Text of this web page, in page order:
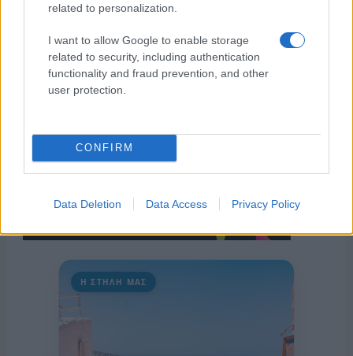
related to personalization.
I want to allow Google to enable storage
related to security, including authentication
functionality and fraud prevention, and other
user protection.
CONFIRM
Data Deletion Data Access Privacy Policy
Η ΣΤΗΛΗ ΜΑΣ